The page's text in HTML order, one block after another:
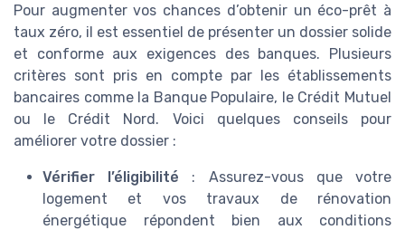
Pour augmenter vos chances d’obtenir un éco-prêt à
taux zéro, il est essentiel de présenter un dossier solide
et conforme aux exigences des banques. Plusieurs
critères sont pris en compte par les établissements
bancaires comme la Banque Populaire, le Crédit Mutuel
ou le Crédit Nord. Voici quelques conseils pour
améliorer votre dossier :
Vérifier l’éligibilité : Assurez-vous que votre
logement et vos travaux de rénovation
énergétique répondent bien aux conditions